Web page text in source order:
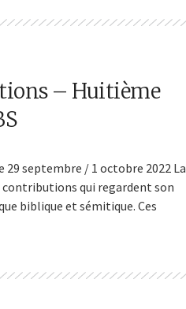
– Huitième
29 septembre / 1 octobre 2022 La
qui regardent son
biblique et sémitique. Ces